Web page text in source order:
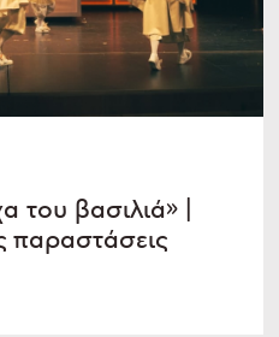
του βασιλιά» |
παραστάσεις